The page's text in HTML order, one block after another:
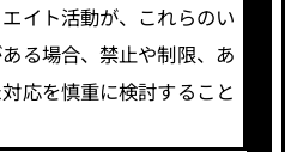
イト活動が、これらのい
る場合、禁止や制限、あ
応を慎重に検討すること